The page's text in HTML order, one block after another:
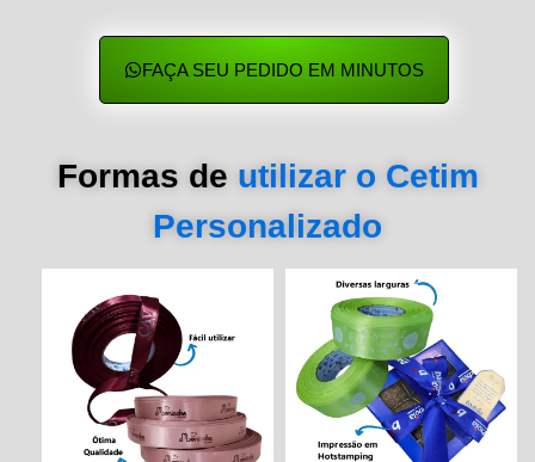
FAÇA SEU PEDIDO EM MINUTOS
Formas de utilizar o Cetim
Personalizado